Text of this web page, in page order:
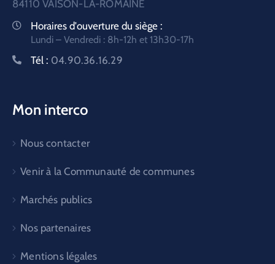
84110 VAISON-LA-ROMAINE
Horaires d'ouverture du siège :
Lundi – Vendredi : 8h-12h et 13h30-17h
Tél : 04.90.36.16.29
Mon interco
Nous contacter
Venir à la Communauté de communes
Marchés publics
Nos partenaires
Mentions légales